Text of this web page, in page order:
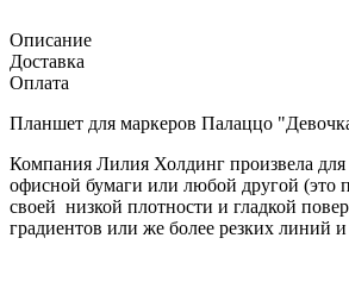
Описание
Доставка
Оплата
Планшет для маркеров Палаццо
Компания Лилия Холдинг произвела для
офисной бумаги или любой другой (это
своей низкой плотности и гладкой
градиентов или же более резких линий